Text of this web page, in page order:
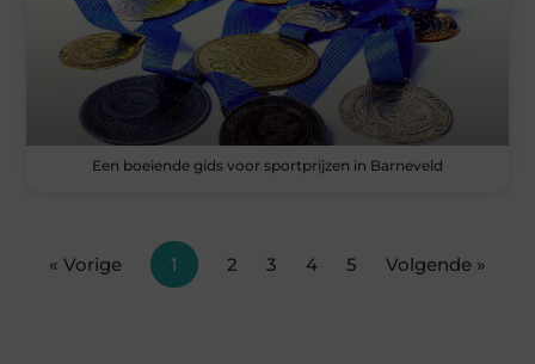
Een boeiende gids voor sportprijzen in Barneveld
« Vorige 1 2 3 4 5 Volgende »